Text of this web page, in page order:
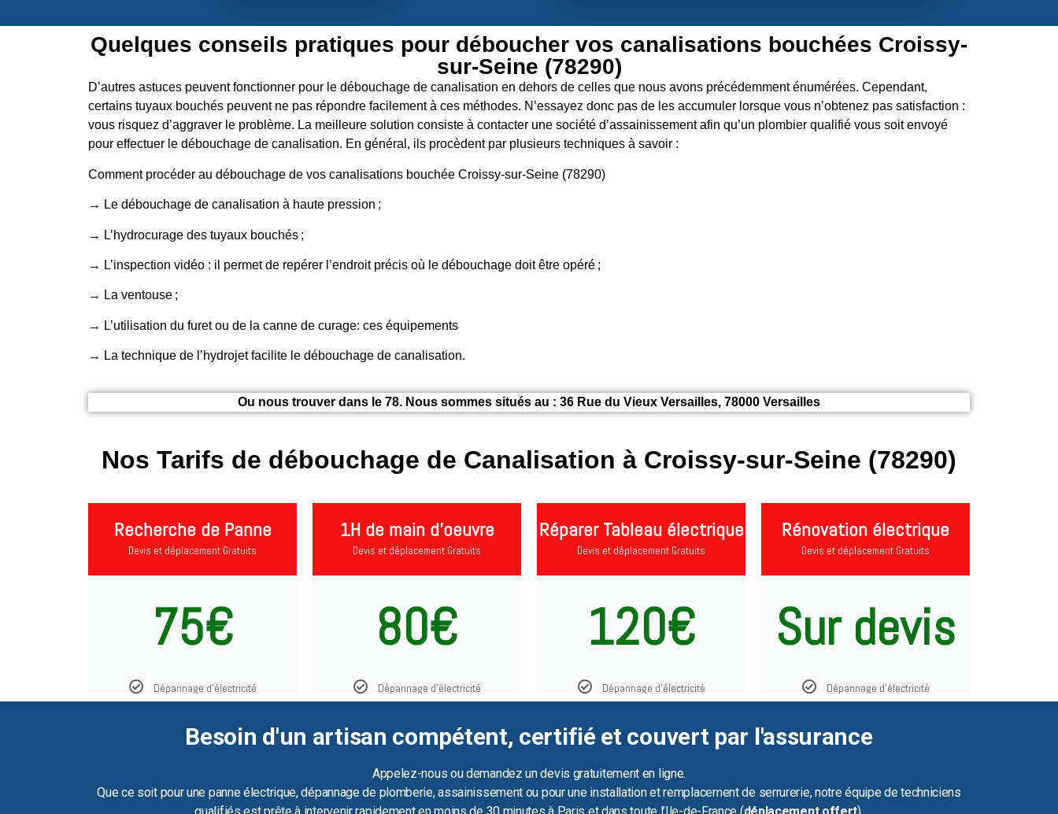
Quelques conseils pratiques pour déboucher vos canalisations bouchées Croissy-
sur-Seine (78290)
D’autres astuces peuvent fonctionner pour le débouchage de canalisation en dehors de celles que nous avons précédemment énumérées. Cependant,
certains tuyaux bouchés peuvent ne pas répondre facilement à ces méthodes. N’essayez donc pas de les accumuler lorsque vous n’obtenez pas satisfaction :
vous risquez d’aggraver le problème. La meilleure solution consiste à contacter une société d’assainissement afin qu’un plombier qualifié vous soit envoyé
pour effectuer le débouchage de canalisation. En général, ils procèdent par plusieurs techniques à savoir :
Comment procéder au débouchage de vos canalisations bouchée Croissy-sur-Seine (78290)
→ Le débouchage de canalisation à haute pression ;
→ L’hydrocurage des tuyaux bouchés ;
→ L’inspection vidéo : il permet de repérer l’endroit précis où le débouchage doit être opéré ;
→ La ventouse ;
→ L’utilisation du furet ou de la canne de curage: ces équipements
→ La technique de l’hydrojet facilite le débouchage de canalisation.
Ou nous trouver dans le 78. Nous sommes situés au : 36 Rue du Vieux Versailles, 78000 Versailles
Nos Tarifs de débouchage de Canalisation à Croissy-sur-Seine (78290)
Recherche de Panne
Devis et déplacement Gratuits
75€
Dépannage d'électricité
1H de main d'oeuvre
Devis et déplacement Gratuits
80€
Dépannage d'électricité
Réparer Tableau électrique
Devis et déplacement Gratuits
120€
Dépannage d'électricité
Rénovation électrique
Devis et déplacement Gratuits
Sur devis
Dépannage d'électricité
Besoin d'un artisan compétent, certifié et couvert par l'assurance
Appelez-nous ou demandez un devis gratuitement en ligne.
Que ce soit pour une panne électrique, dépannage de plomberie, assainissement ou pour une installation et remplacement de serrurerie, notre équipe de techniciens